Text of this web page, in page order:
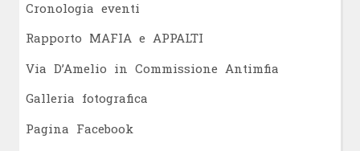
Cronologia eventi
Rapporto MAFIA e APPALTI
Via D’Amelio in Commissione Antimfia
Galleria fotografica
Pagina Facebook